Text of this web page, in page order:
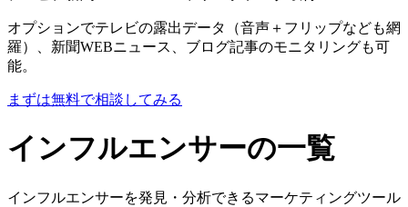
オプションでテレビの露出データ（音声＋フリップなども網
羅）、新聞WEBニュース、ブログ記事のモニタリングも可
能。
まずは無料で相談してみる
インフルエンサーの一覧
インフルエンサーを発見・分析できるマーケティングツール